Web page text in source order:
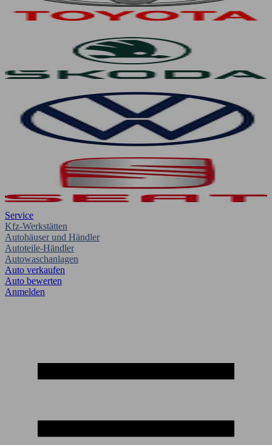
Service
Kfz-Werkstätten
Autohäuser und Händler
Autoteile-Händler
Autowaschanlagen
Auto verkaufen
Auto bewerten
Anmelden